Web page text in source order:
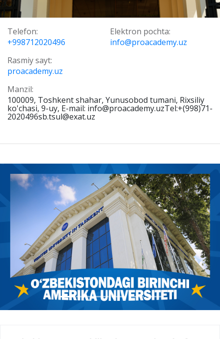
Telefon:
+998712020496
Elektron pochta:
info@proacademy.uz
Rasmiy sayt:
proacademy.uz
Manzil:
100009, Toshkent shahar, Yunusobod tumani, Rixsiliy
ko'chasi, 9-uy, E-mail: info@proacademy.uzTel:+(998)71-
2020496sb.tsul@exat.uz